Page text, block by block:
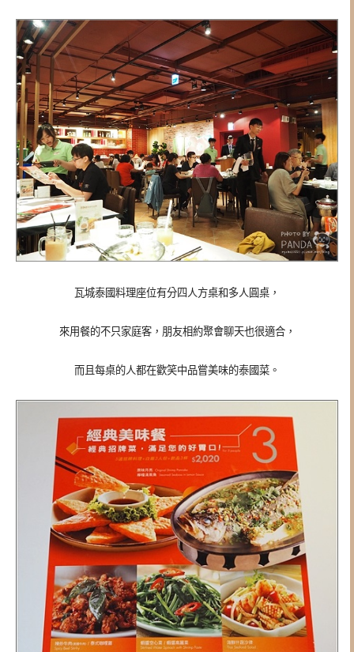
瓦城泰國料理座位有分四人方桌和多人圓桌，
來用餐的不只家庭客，朋友相約聚會聊天也很適合，
而且每桌的人都在歡笑中品嘗美味的泰國菜。